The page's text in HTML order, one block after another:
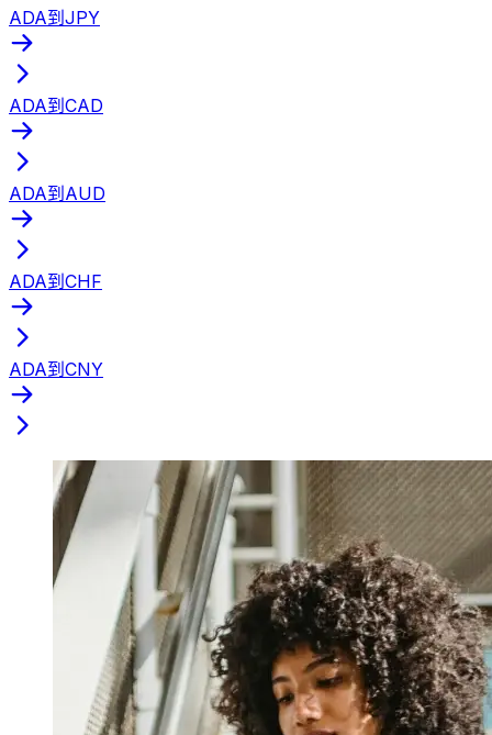
ADA到JPY
ADA到CAD
ADA到AUD
ADA到CHF
ADA到CNY